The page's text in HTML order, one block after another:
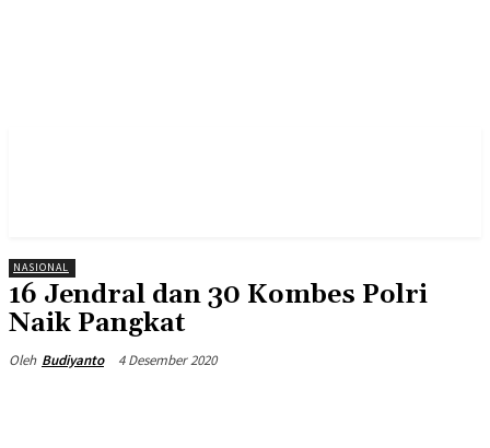
NASIONAL
16 Jendral dan 30 Kombes Polri
Naik Pangkat
Oleh Budiyanto 4 Desember 2020